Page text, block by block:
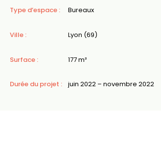
Type d’espace : Bureaux
Ville : Lyon (69)
Surface : 177 m²
Durée du projet : juin 2022 – novembre 2022